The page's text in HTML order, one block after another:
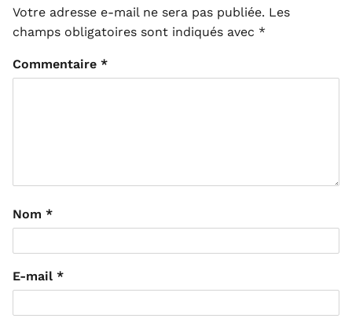
Votre adresse e-mail ne sera pas publiée. Les
champs obligatoires sont indiqués avec *
Commentaire *
Nom *
E-mail *